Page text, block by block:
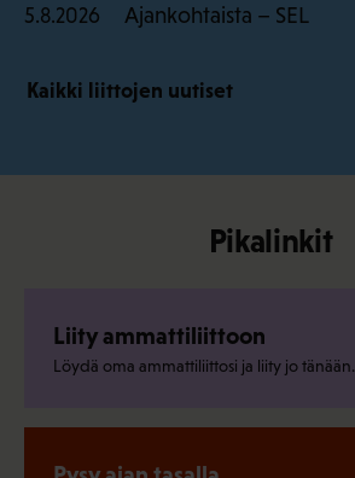
5.8.2026 Ajankohtaista – SEL
Kaikki liittojen uutiset
Pikalinkit
Liity ammattiliittoon
Löydä oma ammattiliittosi ja liity jo tänään.